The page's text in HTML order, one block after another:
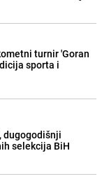
turnir 'Goran
sporta i
dugogodišnji
selekcija BiH